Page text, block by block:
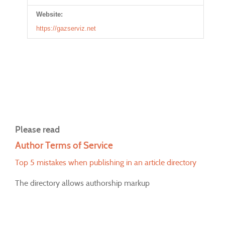
Website:
https://gazserviz.net
Please read
Author Terms of Service
Top 5 mistakes when publishing in an article directory
The directory allows authorship markup